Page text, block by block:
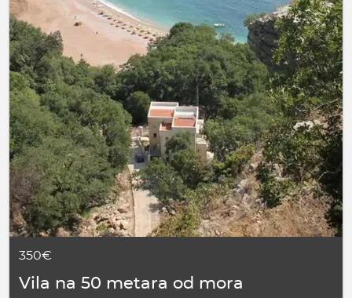
350€
Vila na 50 metara od mora